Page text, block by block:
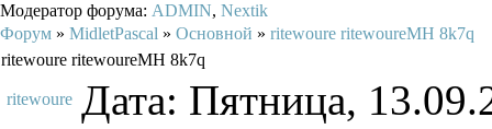
Модератор форума: ADMIN, Nextik
Форум » MidletPascal » Основной » ritewoure ritewoureMH 8k7q
ritewoure ritewoureMH 8k7q
ritewoure Дата: Пятница,